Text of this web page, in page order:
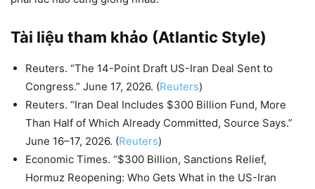
Tài liệu tham khảo (Atlantic Style)
Reuters. “The 14-Point Draft US-Iran Deal Sent to
Congress.” June 17, 2026. (Reuters)
Reuters. “Iran Deal Includes $300 Billion Fund, More
Than Half of Which Already Committed, Source Says.”
June 16–17, 2026. (Reuters)
Economic Times. “$300 Billion, Sanctions Relief,
Hormuz Reopening: Who Gets What in the US-Iran